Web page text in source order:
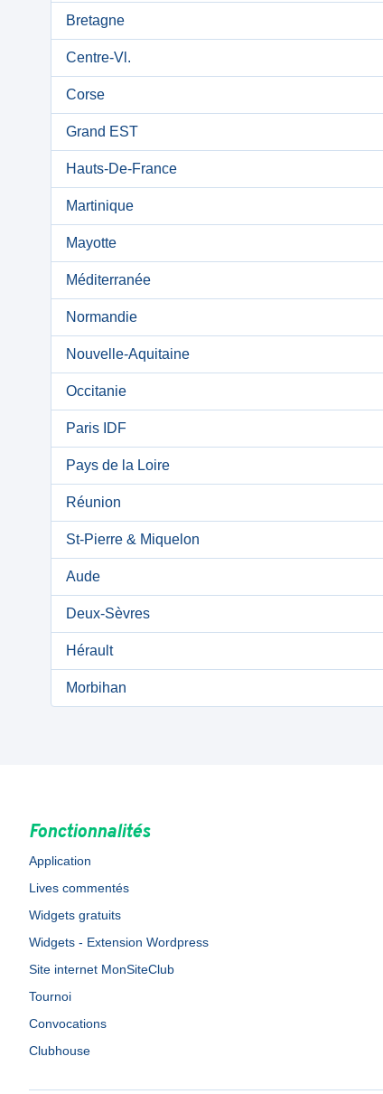
Bretagne
Centre-Vl.
Corse
Grand EST
Hauts-De-France
Martinique
Mayotte
Méditerranée
Normandie
Nouvelle-Aquitaine
Occitanie
Paris IDF
Pays de la Loire
Réunion
St-Pierre & Miquelon
Aude
Deux-Sèvres
Hérault
Morbihan
Fonctionnalités
Application
Lives commentés
Widgets gratuits
Widgets - Extension Wordpress
Site internet MonSiteClub
Tournoi
Convocations
Clubhouse